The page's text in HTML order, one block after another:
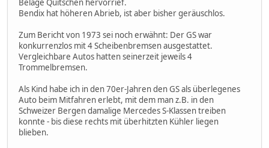
Beläge Quitschen hervorrief.
Bendix hat höheren Abrieb, ist aber bisher geräuschlos.
Zum Bericht von 1973 sei noch erwähnt: Der GS war
konkurrenzlos mit 4 Scheibenbremsen ausgestattet.
Vergleichbare Autos hatten seinerzeit jeweils 4
Trommelbremsen.
Als Kind habe ich in den 70er-Jahren den GS als überlegenes
Auto beim Mitfahren erlebt, mit dem man z.B. in den
Schweizer Bergen damalige Mercedes S-Klassen treiben
konnte - bis diese rechts mit überhitzten Kühler liegen
blieben.